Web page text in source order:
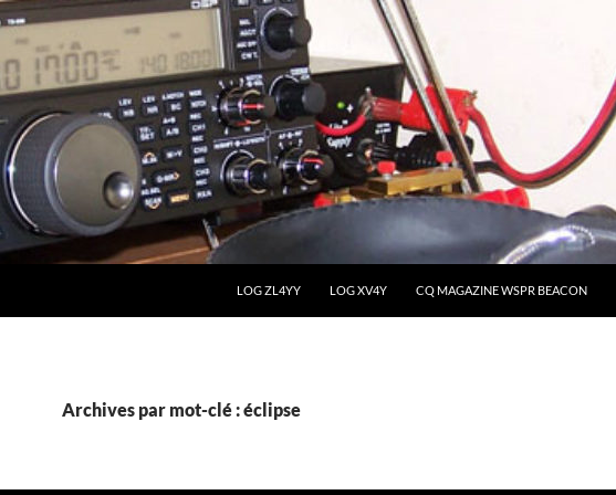
LOG ZL4YY LOG XV4Y CQ MAGAZINE WSPR BEACON
Archives par mot-clé : éclipse